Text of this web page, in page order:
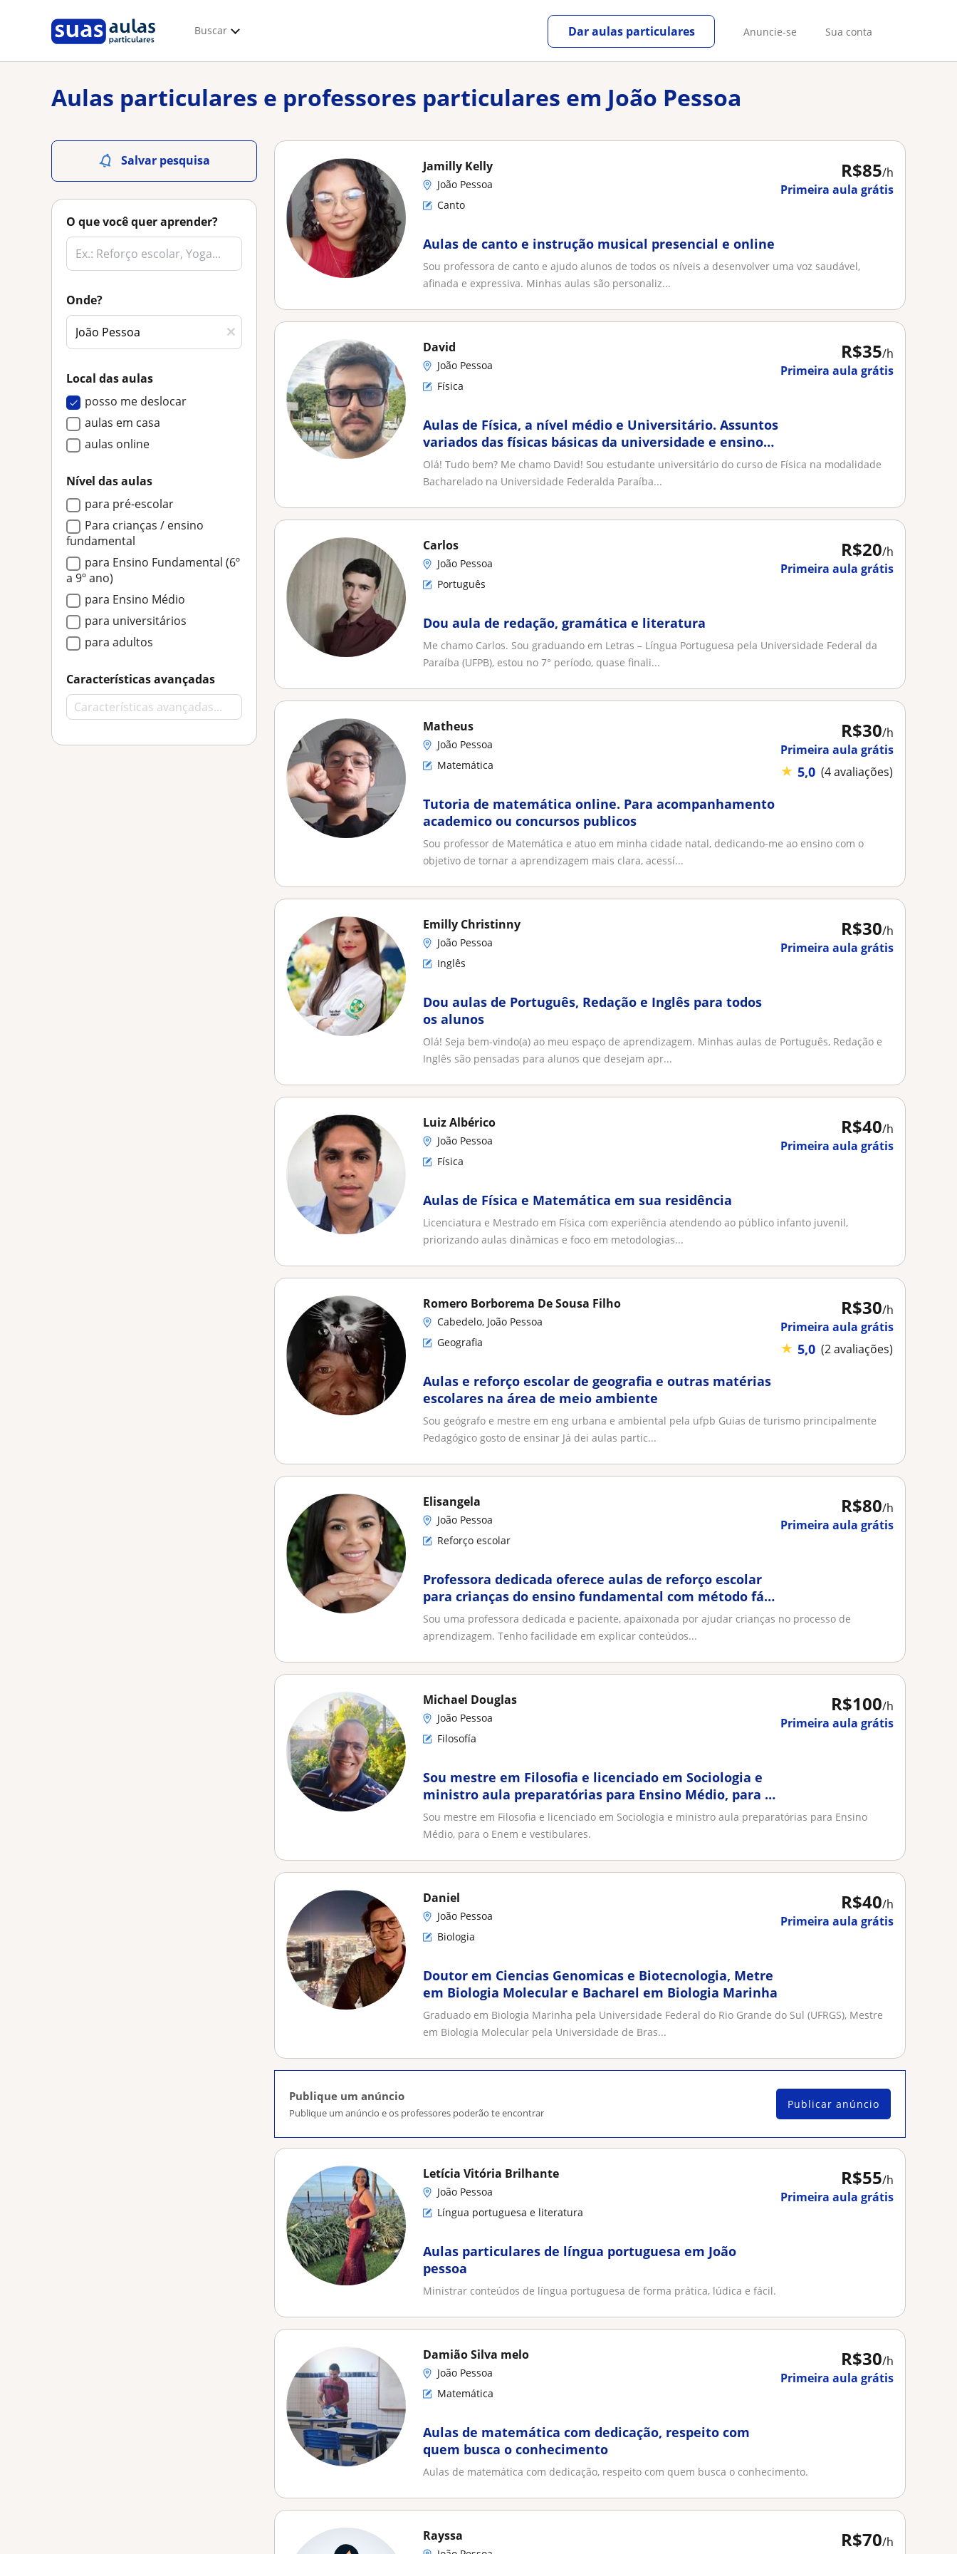
Buscar Anuncie-se Sua conta
Dar aulas particulares
Aulas particulares e professores particulares em João Pessoa
Salvar pesquisa
O que você quer aprender?
Onde?
Local das aulas
posso me deslocar
aulas em casa
aulas online
Nível das aulas
para pré-escolar
Para crianças / ensino
fundamental
para Ensino Fundamental (6º
a 9º ano)
para Ensino Médio
para universitários
para adultos
Características avançadas
R$85/h
Primeira aula grátis
Jamilly Kelly
João Pessoa
Canto
Aulas de canto e instrução musical presencial e online
Sou professora de canto e ajudo alunos de todos os níveis a desenvolver uma voz saudável,
afinada e expressiva. Minhas aulas são personaliz...
R$35/h
Primeira aula grátis
David
João Pessoa
Física
Aulas de Física, a nível médio e Universitário. Assuntos
variados das físicas básicas da universidade e ensino
médio
Olá! Tudo bem? Me chamo David! Sou estudante universitário do curso de Física na modalidade
Bacharelado na Universidade Federalda Paraíba...
R$20/h
Primeira aula grátis
Carlos
João Pessoa
Português
Dou aula de redação, gramática e literatura
Me chamo Carlos. Sou graduando em Letras – Língua Portuguesa pela Universidade Federal da
Paraíba (UFPB), estou no 7° período, quase finali...
R$30/h
Primeira aula grátis
★ 5,0 (4 avaliações)
Matheus
João Pessoa
Matemática
Tutoria de matemática online. Para acompanhamento
academico ou concursos publicos
Sou professor de Matemática e atuo em minha cidade natal, dedicando-me ao ensino com o
objetivo de tornar a aprendizagem mais clara, acessí...
R$30/h
Primeira aula grátis
Emilly Christinny
João Pessoa
Inglês
Dou aulas de Português, Redação e Inglês para todos
os alunos
Olá! Seja bem-vindo(a) ao meu espaço de aprendizagem. Minhas aulas de Português, Redação e
Inglês são pensadas para alunos que desejam apr...
R$40/h
Primeira aula grátis
Luiz Albérico
João Pessoa
Física
Aulas de Física e Matemática em sua residência
Licenciatura e Mestrado em Física com experiência atendendo ao público infanto juvenil,
priorizando aulas dinâmicas e foco em metodologias...
R$30/h
Primeira aula grátis
★ 5,0 (2 avaliações)
Romero Borborema De Sousa Filho
Cabedelo, João Pessoa
Geografia
Aulas e reforço escolar de geografia e outras matérias
escolares na área de meio ambiente
Sou geógrafo e mestre em eng urbana e ambiental pela ufpb Guias de turismo principalmente
Pedagógico gosto de ensinar Já dei aulas partic...
R$80/h
Primeira aula grátis
Elisangela
João Pessoa
Reforço escolar
Professora dedicada oferece aulas de reforço escolar
para crianças do ensino fundamental com método fácil
e personalizado
Sou uma professora dedicada e paciente, apaixonada por ajudar crianças no processo de
aprendizagem. Tenho facilidade em explicar conteúdos...
R$100/h
Primeira aula grátis
Michael Douglas
João Pessoa
Filosofía
Sou mestre em Filosofia e licenciado em Sociologia e
ministro aula preparatórias para Ensino Médio, para o
Enem e vestibulares
Sou mestre em Filosofia e licenciado em Sociologia e ministro aula preparatórias para Ensino
Médio, para o Enem e vestibulares.
R$40/h
Primeira aula grátis
Daniel
João Pessoa
Biologia
Doutor em Ciencias Genomicas e Biotecnologia, Metre
em Biologia Molecular e Bacharel em Biologia Marinha
Graduado em Biologia Marinha pela Universidade Federal do Rio Grande do Sul (UFRGS), Mestre
em Biologia Molecular pela Universidade de Bras...
Publique um anúncio
Publique um anúncio e os professores poderão te encontrar
Publicar anúncio
R$55/h
Primeira aula grátis
Letícia Vitória Brilhante
João Pessoa
Língua portuguesa e literatura
Aulas particulares de língua portuguesa em João
pessoa
Ministrar conteúdos de língua portuguesa de forma prática, lúdica e fácil.
R$30/h
Primeira aula grátis
Damião Silva melo
João Pessoa
Matemática
Aulas de matemática com dedicação, respeito com
quem busca o conhecimento
Aulas de matemática com dedicação, respeito com quem busca o conhecimento.
R$70/h
Rayssa